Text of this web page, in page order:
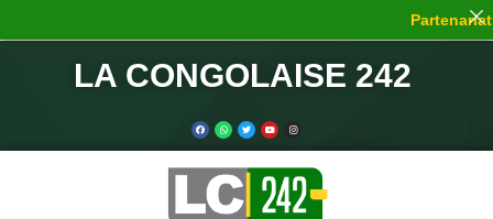
LA CONGOLAISE 242
Partenariat